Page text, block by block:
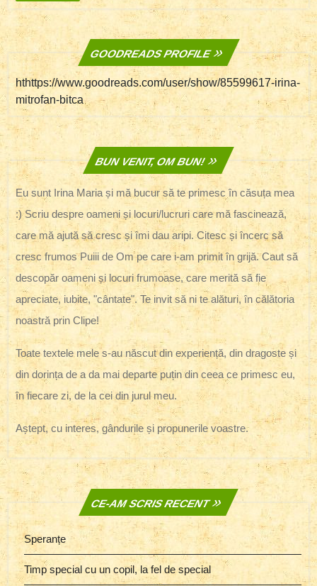
GOODREADS PROFILE
hthttps://www.goodreads.com/user/show/85599617-irina-
mitrofan-bitca
BUN VENIT, OM BUN!
Eu sunt Irina Maria și mă bucur să te primesc în căsuța mea
:) Scriu despre oameni și locuri/lucruri care mă fascinează,
care mă ajută să cresc și îmi dau aripi. Citesc și încerc să
cresc frumos Puiii de Om pe care i-am primit în grijă. Caut să
descopăr oameni și locuri frumoase, care merită să fie
apreciate, iubite, "cântate". Te invit să ni te alături, în călătoria
noastră prin Clipe!
Toate textele mele s-au născut din experiență, din dragoste și
din dorința de a da mai departe puțin din ceea ce primesc eu,
în fiecare zi, de la cei din jurul meu.
Aștept, cu interes, gândurile și propunerile voastre.
CE-AM SCRIS RECENT
Speranțe
Timp special cu un copil, la fel de special